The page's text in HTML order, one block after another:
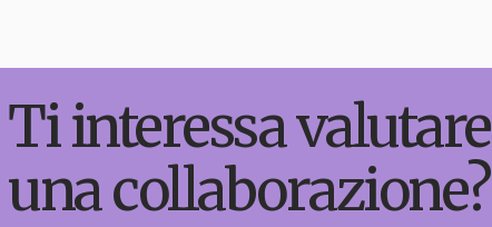
Ti interessa valutare
una collaborazione?